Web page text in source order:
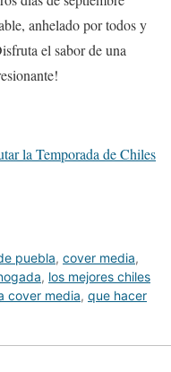
anhelado por todos y
el sabor de una
la Temporada de Chiles
puebla, cover media,
, los mejores chiles
cover media, que hacer